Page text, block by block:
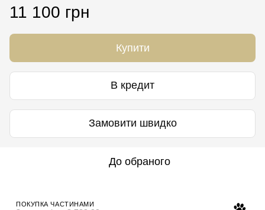
11 100 грн
Купити
В кредит
Замовити швидко
До обраного
ПОКУПКА ЧАСТИНАМИ